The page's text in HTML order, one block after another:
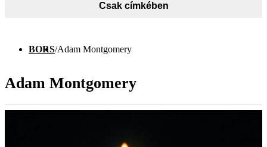
Csak címkében
BORS/Adam Montgomery
Adam Montgomery